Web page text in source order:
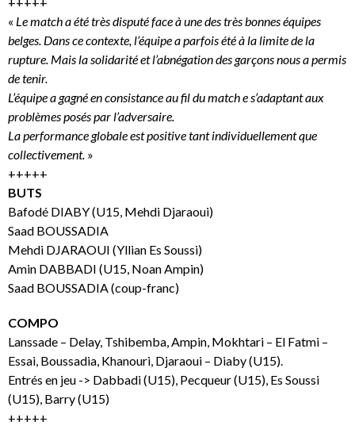
« Le match a été très disputé face à une des très bonnes équipes
belges. Dans ce contexte, l’équipe a parfois été à la limite de la
rupture. Mais la solidarité et l’abnégation des garçons nous a permis
de tenir.
L’équipe a gagné en consistance au fil du match e s’adaptant aux
problèmes posés par l’adversaire.
La performance globale est positive tant individuellement que
collectivement. »
+++++
BUTS
Bafodé DIABY (U15, Mehdi Djaraoui)
Saad BOUSSADIA
Mehdi DJARAOUI (Yllian Es Soussi)
Amin DABBADI (U15, Noan Ampin)
Saad BOUSSADIA (coup-franc)
COMPO
Lanssade – Delay, Tshibemba, Ampin, Mokhtari – El Fatmi –
Essai, Boussadia, Khanouri, Djaraoui – Diaby (U15).
Entrés en jeu -> Dabbadi (U15), Pecqueur (U15), Es Soussi
(U15), Barry (U15)
+++++